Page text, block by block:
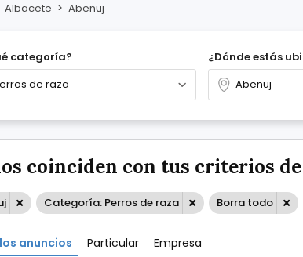
Albacete > Abenuj
categoría? ¿Dónde estás
coinciden con tus criterios
Categoría: Perros de raza Borra todo
anuncios Particular Empresa